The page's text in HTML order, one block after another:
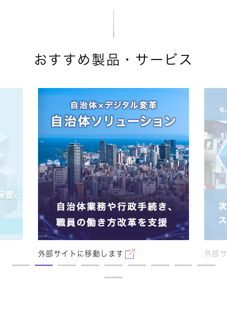
AI／IoT DX
Azure OpenAI Serviceのセキュアな環
境構築とChatGPTのノウハウを伝授する
シーイーシーの伴走支援が、生成AIの取り
組みをさらに前進させる。
製品名：Microsoft Azure
おすすめ製品・サービス
外部サイトに移動します 外部